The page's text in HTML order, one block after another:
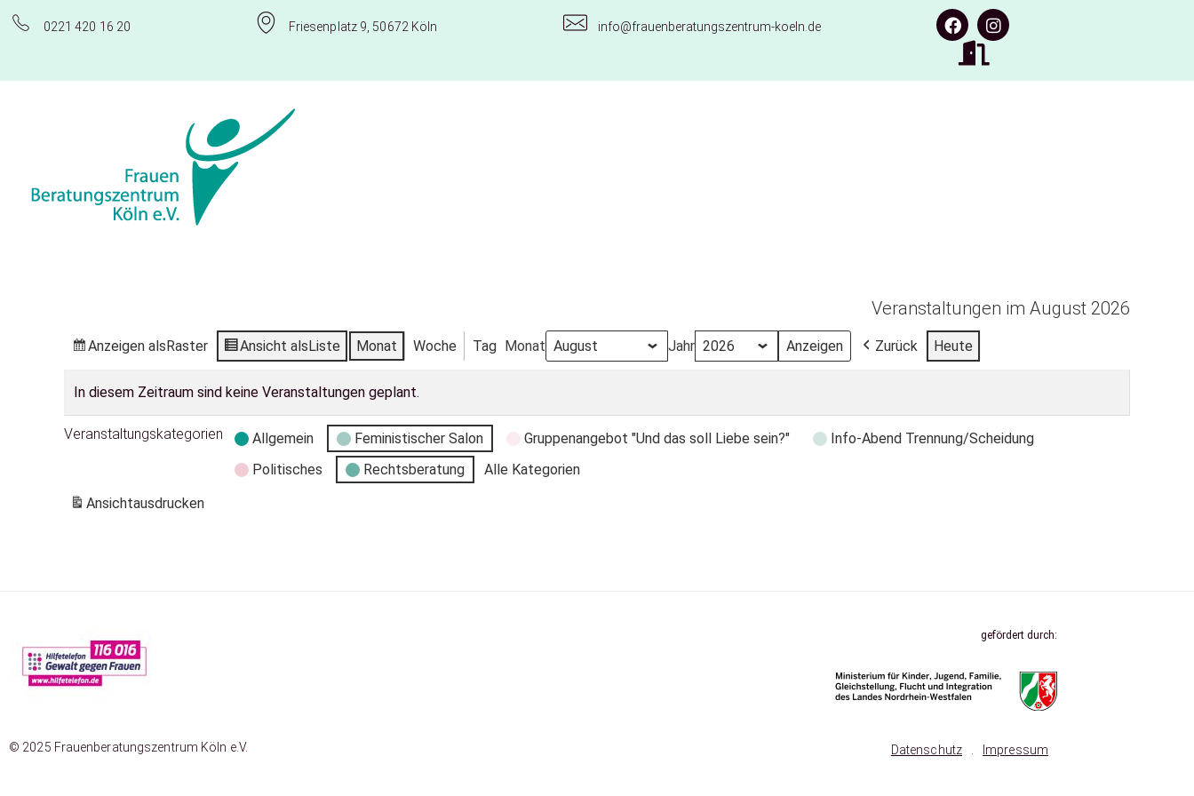
0221 420 16 20 Friesenplatz 9, 50672 Köln info@frauenberatungszentrum-koeln.de
Veranstaltungen im August 2026
Anzeigen alsRaster Ansicht alsListe Monat Woche Tag Monat Jahr Zurück Heute
In diesem Zeitraum sind keine Veranstaltungen geplant.
Veranstaltungskategorien Allgemein Feministischer Salon Gruppenangebot "Und das soll Liebe sein?"
Info-Abend Trennung/Scheidung
Politisches
Rechtsberatung
Alle Kategorien
Ansichtausdrucken
gefördert durch:
© 2025 Frauenberatungszentrum Köln e.V. Datenschutz Impressum